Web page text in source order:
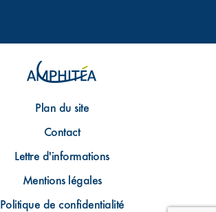
Plan du site
Contact
Lettre d'informations
Mentions légales
Politique de confidentialité